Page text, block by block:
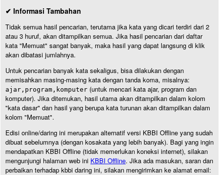
✔ Informasi Tambahan
Tidak semua hasil pencarian, terutama jika kata yang dicari terdiri dari 2
atau 3 huruf, akan ditampilkan semua. Jika hasil pencarian dari daftar
kata "Memuat" sangat banyak, maka hasil yang dapat langsung di klik
akan dibatasi jumlahnya.
Untuk pencarian banyak kata sekaligus, bisa dilakukan dengan
memisahkan masing-masing kata dengan tanda koma, misalnya:
ajar,program,komputer (untuk mencari kata ajar, program dan
komputer). Jika ditemukan, hasil utama akan ditampilkan dalam kolom
"kata dasar" dan hasil yang berupa kata turunan akan ditampilkan dalam
kolom "Memuat".
Edisi online/daring ini merupakan alternatif versi KBBI Offline yang sudah
dibuat sebelumnya (dengan kosakata yang lebih banyak). Bagi yang ingin
mendapatkan KBBI Offline (tidak memerlukan koneksi internet), silakan
mengunjungi halaman web ini KBBI Offline. Jika ada masukan, saran dan
perbaikan terhadap kbbi daring ini, silakan mengirimkan ke alamat email: